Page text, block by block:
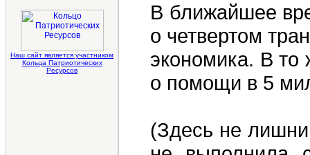
Наш сайт является участником
Кольца Патриотических
Ресурсов
В ближайшее
о четвертом
экономика. В то
о помощи в 5
(Здесь не